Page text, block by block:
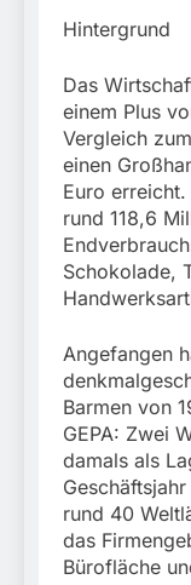
Hintergrund
Das
einem Plus
Vergleich
einen
Euro
rund 118,6
Schokolade,
Angefangen
Barmen von
GEPA: Zwei
damals als
rund 40
das
Bürofläche